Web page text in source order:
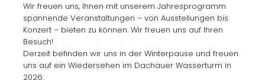
Wir freuen uns, Ihnen mit unserem Jahresprogramm
spannende Veranstaltungen – von Ausstellungen bis
Konzert – bieten zu können. Wir freuen uns auf Ihren
Besuch!
Derzeit befinden wir uns in der Winterpause und freuen
uns auf ein Wiedersehen im Dachauer Wasserturm in
2026.